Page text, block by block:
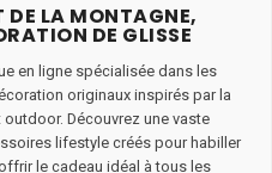
DE LA MONTAGNE,
DE GLISSE
en ligne spécialisée dans les
originaux inspirés par la
Découvrez une vaste
lifestyle créés pour habiller
le cadeau idéal à tous les